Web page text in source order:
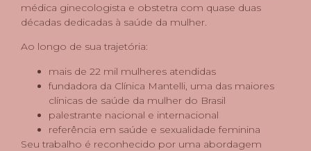
médica ginecologista e obstetra com quase duas
décadas dedicadas à saúde da mulher.
Ao longo de sua trajetória:
mais de 22 mil mulheres atendidas
fundadora da Clínica Mantelli, uma das maiores
clínicas de saúde da mulher do Brasil
palestrante nacional e internacional
referência em saúde e sexualidade feminina
Seu trabalho é reconhecido por uma abordagem